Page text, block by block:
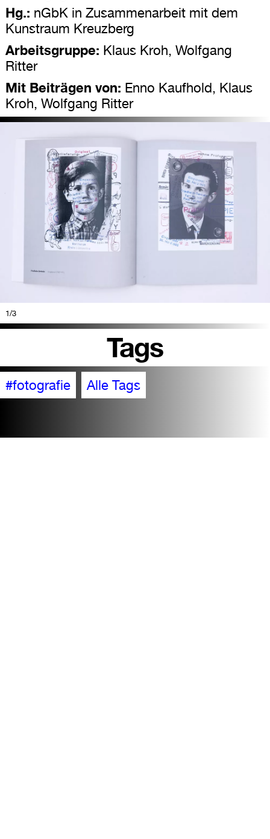
Hg.: nGbK in Zusammenarbeit mit dem
Kunstraum Kreuzberg
Arbeitsgruppe: Klaus Kroh, Wolfgang
Ritter
Mit Beiträgen von: Enno Kaufhold, Klaus
Kroh, Wolfgang Ritter
1/3
Tags
#fotografie Alle Tags